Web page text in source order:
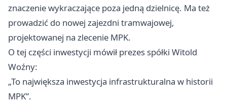
znaczenie wykraczające poza jedną dzielnicę. Ma też
prowadzić do nowej zajezdni tramwajowej,
projektowanej na zlecenie MPK.
O tej części inwestycji mówił prezes spółki Witold
Woźny:
„To największa inwestycja infrastrukturalna w historii
MPK”.